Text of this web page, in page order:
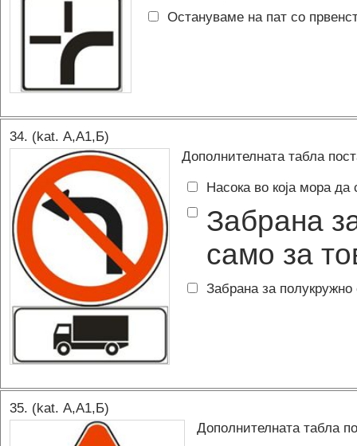
Остануваме на пат со
34. (kat. А,A1,Б)
Дополнителната табла
Насока во која мора
Забрана
само за
Забрана за
35. (kat. А,A1,Б)
Дополнителната табла